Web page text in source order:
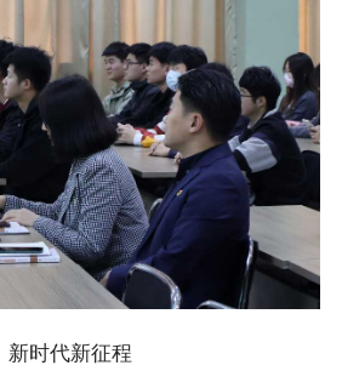
新时代新征程